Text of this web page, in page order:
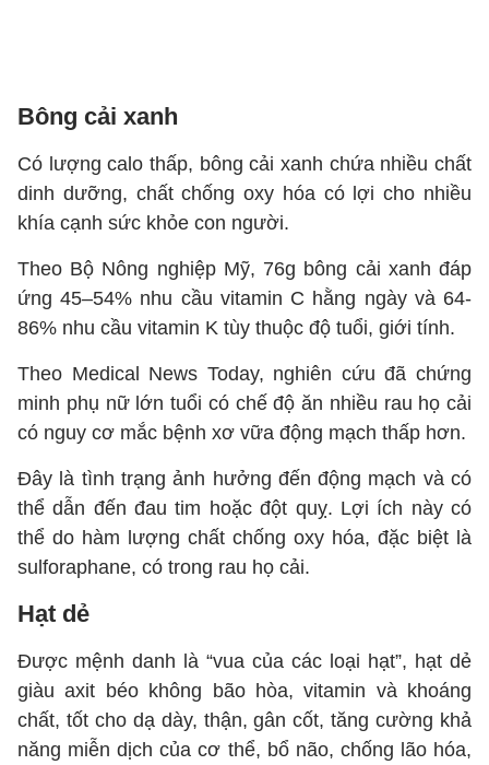
Bông cải xanh
Có lượng calo thấp, bông cải xanh chứa nhiều chất
dinh dưỡng, chất chống oxy hóa có lợi cho nhiều
khía cạnh sức khỏe con người.
Theo Bộ Nông nghiệp Mỹ, 76g bông cải xanh đáp
ứng 45–54% nhu cầu vitamin C hằng ngày và 64-
86% nhu cầu vitamin K tùy thuộc độ tuổi, giới tính.
Theo Medical News Today, nghiên cứu đã chứng
minh phụ nữ lớn tuổi có chế độ ăn nhiều rau họ cải
có nguy cơ mắc bệnh xơ vữa động mạch thấp hơn.
Đây là tình trạng ảnh hưởng đến động mạch và có
thể dẫn đến đau tim hoặc đột quỵ. Lợi ích này có
thể do hàm lượng chất chống oxy hóa, đặc biệt là
sulforaphane, có trong rau họ cải.
Hạt dẻ
Được mệnh danh là “vua của các loại hạt”, hạt dẻ
giàu axit béo không bão hòa, vitamin và khoáng
chất, tốt cho dạ dày, thận, gân cốt, tăng cường khả
năng miễn dịch của cơ thể, bổ não, chống lão hóa,